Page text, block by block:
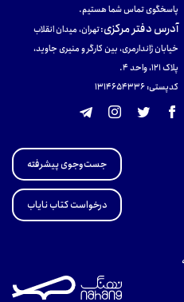
پاسخگوی تماس شما هستیم.
آدرس دفتر مرکزی:تهران، میدان انقلاب
خیابان ژاندارمری، بین کارگر و منیری جاوید،
پلاک 121، واحد ۴.
کدپستی: 131465433۶
جست‌وجوی پیشرفته
درخواست کتاب نایاب